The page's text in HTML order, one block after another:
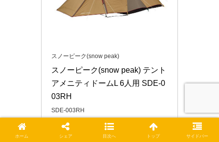
スノーピーク(snow peak)
スノーピーク(snow peak) テント
アメニティドームL 6人用 SDE-0
03RH
SDE-003RH
Amazonで見る
ホーム シェア 目次へ トップ サイドバー